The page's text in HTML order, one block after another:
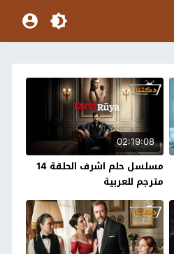
02:19:08
مسلسل حلم اشرف الحلقة 14
مترجم للعربية